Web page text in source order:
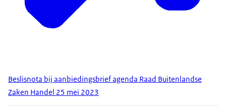
Beslisnota bij aanbiedingsbrief agenda Raad Buitenlandse
Zaken Handel 25 mei 2023